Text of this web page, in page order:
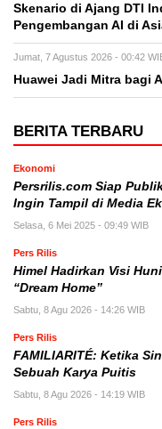
Skenario di Ajang DTI
Pengembangan AI di
Jumat, 7 Agustus 2026 - 00:42
Huawei Jadi Mitra bagi
BERITA TERBARU
Ekonomi
Persrilis.com Siap
Ingin Tampil di Media
Selasa, 6 Mei 2025 - 09:49 WIB
Pers Rilis
Himel Hadirkan Visi
“Dream Home”
Sabtu, 8 Agu 2026 - 14:26 WIB
Pers Rilis
FAMILIARITÉ: Ketika
Sebuah Karya Puitis
Sabtu, 8 Agu 2026 - 14:19 WIB
Pers Rilis